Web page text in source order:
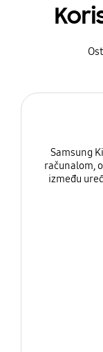
Samsung
računalom,
između